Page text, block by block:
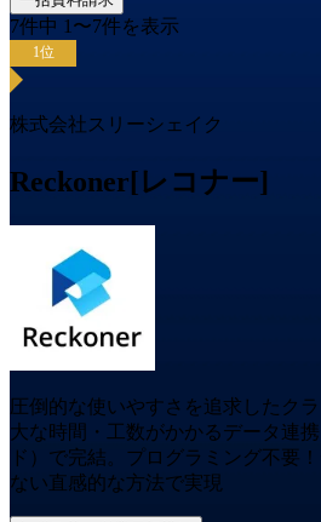
7件中 1 〜7件を表示
1位
株式会社スリーシェイク
Reckoner[レコナー]
圧倒的な使いやすさを追求したク
大な時間・工数がかかるデータ連
ド）で完結。プログラミング不要
ない直感的な方法で実現